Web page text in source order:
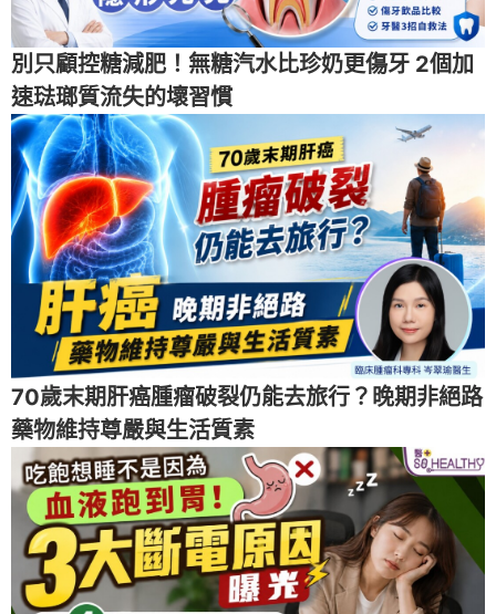
別只顧控糖減肥！無糖汽水比珍奶更傷牙 2個加
速琺瑯質流失的壞習慣
70歲末期肝癌腫瘤破裂仍能去旅行？晚期非絕路
藥物維持尊嚴與生活質素